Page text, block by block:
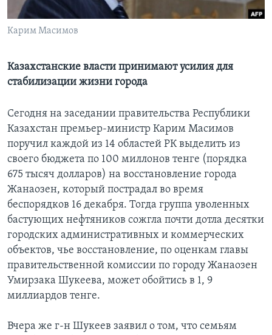
Learning English
Языки
Карим Масимов
Казахстанские власти принимают усилия для
стабилизации жизни города
Сегодня на заседании правительства Республики
Казахстан премьер-министр Карим Масимов
поручил каждой из 14 областей РК выделить из
своего бюджета по 100 миллонов тенге (порядка
675 тысяч долларов) на восстановление города
Жанаозен, который пострадал во время
беспорядков 16 декабря. Тогда группа уволенных
бастующих нефтяников сожгла почти дотла десятки
городских административных и коммерческих
объектов, чье восстановление, по оценкам главы
правительственной комиссии по городу Жанаозен
Умирзака Шукеева, может обойтись в 1, 9
миллиардов тенге.
Вчера же г-н Шукеев заявил о том, что семьям